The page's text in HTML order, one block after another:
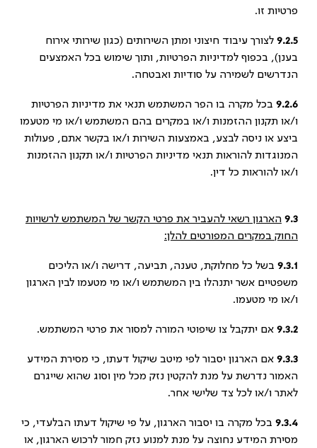
פרטיות זו.
9.2.5 לצורך עיבוד חיצוני ומתן השירותים (כגון שירותי אירוח
בענן), בכפוף למדיניות הפרטיות, ותוך שימוש בכל האמצעים
הנדרשים לשמירה על סודיות ואבטחה.
9.2.6 בכל מקרה בו הפר המשתמש תנאי את מדיניות הפרטיות
ו/או תקנון ההזמנות ו/או במקרים בהם המשתמש ו/או מי מטעמו
ביצע או ניסה לבצע, באמצעות השירות ו/או בקשר אתם, פעולות
המנוגדות להוראות תנאי מדיניות הפרטיות ו/או תקנון ההזמנות
ו/או להוראות כל דין.
9.3 הארגון רשאי להעביר את פרטי הקשר של המשתמש לרשויות
החוק במקרים המפורטים להלן:
9.3.1 בשל כל מחלוקת, טענה, תביעה, דרישה ו/או הליכים
משפטיים אשר יתנהלו בין המשתמש ו/או מי מטעמו לבין הארגון
ו/או מי מטעמו.
9.3.2 אם יתקבל צו שיפוטי המורה למסור את פרטי המשתמש.
9.3.3 אם הארגון יסבור לפי מיטב שיקול דעתו, כי מסירת המידע
האמור נדרשת על מנת להקטין נזק מכל מין וסוג שהוא שייגרם
לאתר ו/או לכל צד שלישי אחר.
9.3.4 בכל מקרה בו יסבור הארגון, על פי שיקול דעתו הבלעדי, כי
מסירת המידע נחוצה על מנת למנוע נזק חמור לרכוש הארגון, או